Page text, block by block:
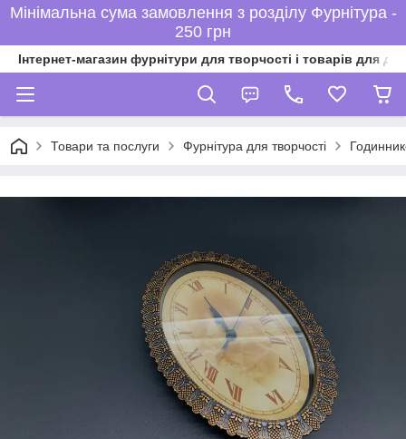
Мінімальна сума замовлення з розділу Фурнітура -
250 грн
Інтернет-магазин фурнітури для творчості і товарів для
Товари та послуги Фурнітура для творчості